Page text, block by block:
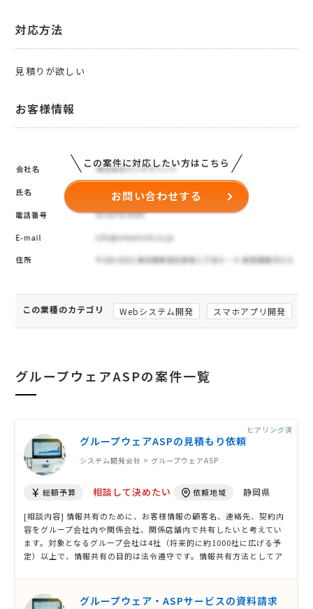
対応方法
見積りが欲しい
お客様情報
この案件に対応したい方はこちら
お問い合わせする
この業種のカテゴリ Webシステム開発 スマホアプリ開発
グループウェアASPの案件一覧
グループウェアASPの見積もり依頼
システム開発会社 > グループウェアASP
総額予算 相談して決めたい 依頼地域 静岡県
[相談内容] 情報共有のために、お客様情報の顧客名、連絡先、契約内
容をグループ会社内や関係会社、関係店舗内で共有したいと考えてい
ます。対象となるグループ会社は4社（将来的に約1000社に広げる予
定）以上で、情報共有の目的は法令遵守です。情報共有方法としてア
ので余裕を持って対応して …
ヒアリング済
グループウェア・ASPサービスの資料請求